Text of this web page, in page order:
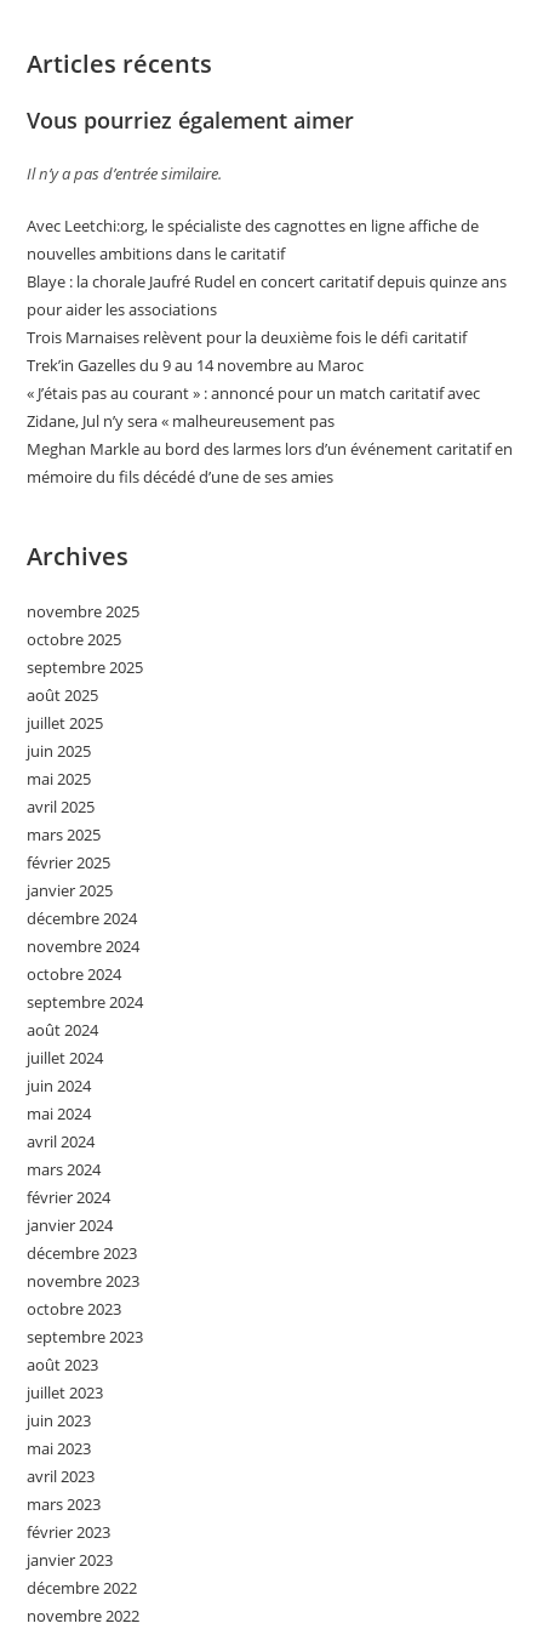
Articles récents
Vous pourriez également aimer
Il n’y a pas d’entrée similaire.
Avec Leetchi:org, le spécialiste des cagnottes en ligne affiche de
nouvelles ambitions dans le caritatif
Blaye : la chorale Jaufré Rudel en concert caritatif depuis quinze ans
pour aider les associations
Trois Marnaises relèvent pour la deuxième fois le défi caritatif
Trek’in Gazelles du 9 au 14 novembre au Maroc
« J’étais pas au courant » : annoncé pour un match caritatif avec
Zidane, Jul n’y sera « malheureusement pas
Meghan Markle au bord des larmes lors d’un événement caritatif en
mémoire du fils décédé d’une de ses amies
Archives
novembre 2025
octobre 2025
septembre 2025
août 2025
juillet 2025
juin 2025
mai 2025
avril 2025
mars 2025
février 2025
janvier 2025
décembre 2024
novembre 2024
octobre 2024
septembre 2024
août 2024
juillet 2024
juin 2024
mai 2024
avril 2024
mars 2024
février 2024
janvier 2024
décembre 2023
novembre 2023
octobre 2023
septembre 2023
août 2023
juillet 2023
juin 2023
mai 2023
avril 2023
mars 2023
février 2023
janvier 2023
décembre 2022
novembre 2022